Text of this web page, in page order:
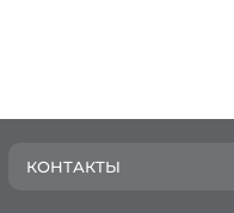
КОНТАКТЫ